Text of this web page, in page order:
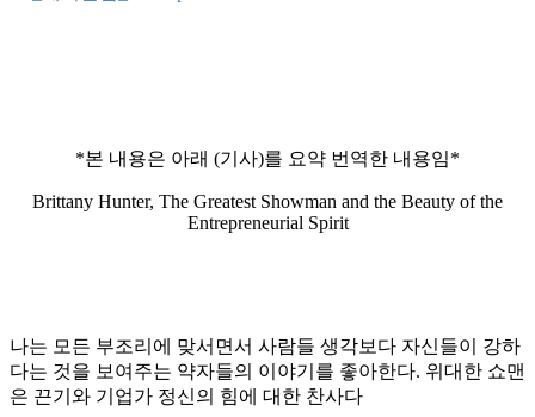
*본 내용은 아래 (기사)를 요약 번역한 내용임*
Brittany Hunter, The Greatest Showman and the Beauty of the
Entrepreneurial Spirit
나는 모든 부조리에 맞서면서 사람들 생각보다 자신들이 강하
다는 것을 보여주는 약자들의 이야기를 좋아한다. 위대한 쇼맨
은 끈기와 기업가 정신의 힘에 대한 찬사다